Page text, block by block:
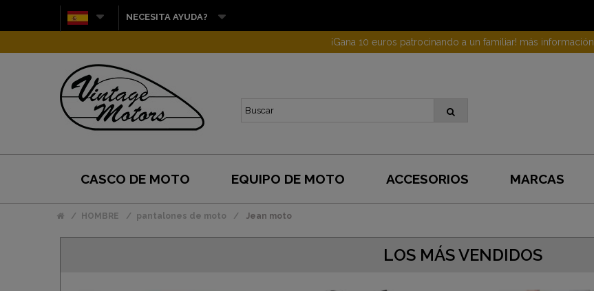
NECESITA AYUDA?
¡Gana 10 euros patrocinando a un familiar! más información
CASCO DE MOTO EQUIPO DE MOTO ACCESORIOS MARCAS
HOMBRE pantalones de moto Jean moto
LOS MÁS VENDIDOS